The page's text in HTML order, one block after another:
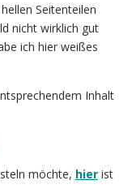
Seitenteilen
nicht wirklich gut
ich hier weißes
Inhalt
möchte, hier ist